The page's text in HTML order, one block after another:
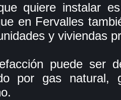
quiere instalar
en Fervalles
y viviendas
puede ser
por gas natural,